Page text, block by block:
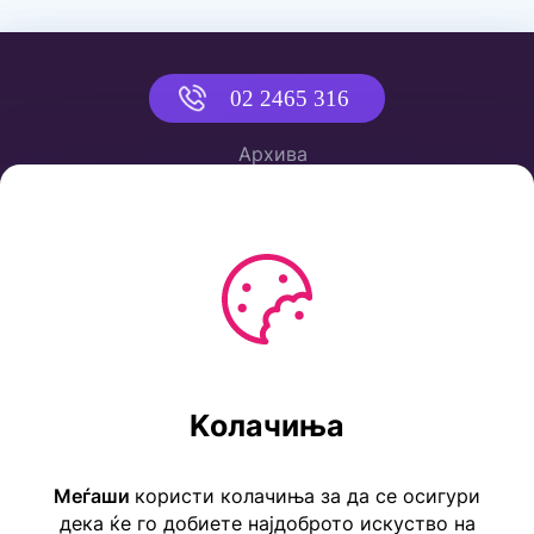
02 2465 316
Архива
Тел: ++389 2 2465 316
Kолачиња
Меѓаши користи колачиња за да се осигури
дека ќе го добиете најдоброто искуство на